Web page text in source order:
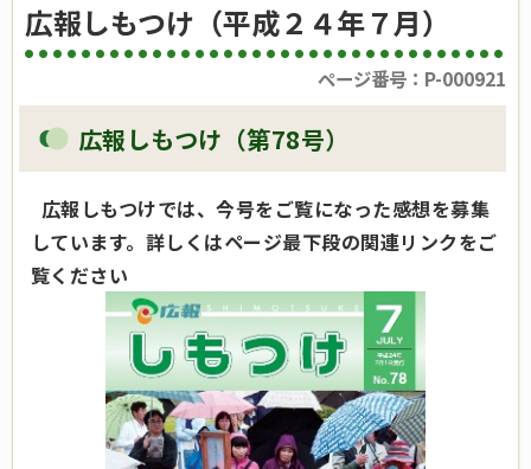
広報しもつけ（平成２４年７月）
ページ番号：P-000921
広報しもつけ（第78号）
広報しもつけでは、今号をご覧になった感想を募集
しています。詳しくはページ最下段の関連リンクをご
覧ください